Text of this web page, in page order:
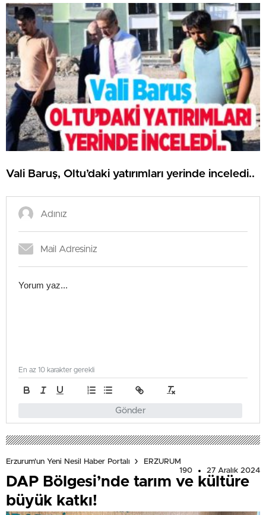
Vali Baruş, Oltu’daki yatırımları yerinde inceledi..
Gönder
En az 10 karakter gerekli
Erzurum'un Yeni Nesil Haber Portalı
ERZURUM
190
27 Aralık 2024
DAP Bölgesi’nde tarım ve kültüre
büyük katkı!